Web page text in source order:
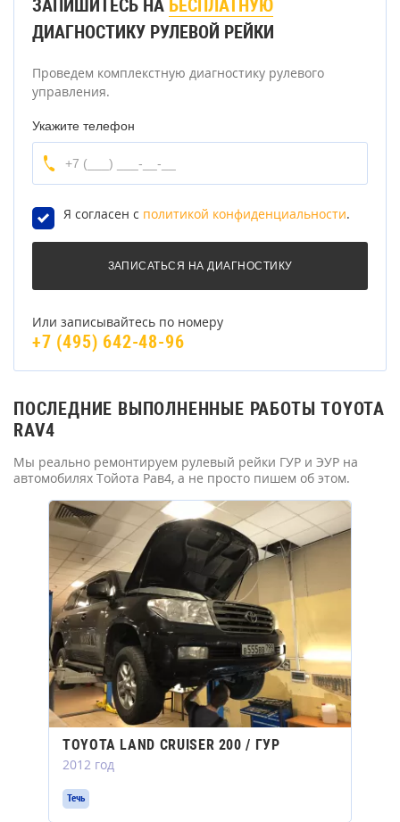
ЗАПИШИТЕСЬ НА БЕСПЛАТНУЮ
ДИАГНОСТИКУ РУЛЕВОЙ РЕЙКИ
Проведем комплекстную диагностику рулевого
управления.
Укажите телефон
Я согласен с политикой конфиденциальности.
Или записывайтесь по номеру
+7 (495) 642-48-96
ПОСЛЕДНИЕ ВЫПОЛНЕННЫЕ РАБОТЫ TOYOTA
RAV4
Мы реально ремонтируем рулевый рейки ГУР и ЭУР на
автомобилях Тойота Рав4, а не просто пишем об этом.
TOYOTA LAND CRUISER 200 / ГУР
2012 год
Течь